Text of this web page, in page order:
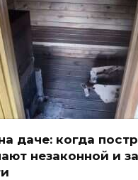
даче: когда
незаконной и